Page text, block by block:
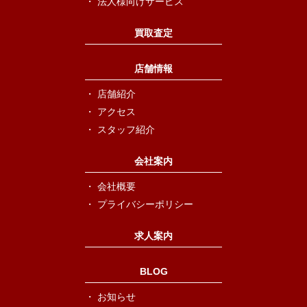
買取査定
店舗情報
店舗紹介
アクセス
スタッフ紹介
会社案内
会社概要
プライバシーポリシー
求人案内
BLOG
お知らせ